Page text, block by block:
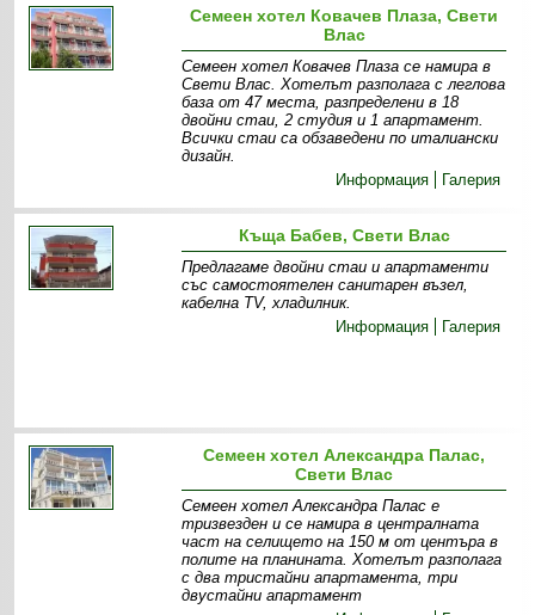
Семеен хотел Ковачев Плаза, Свети
Влас
Семеен хотел Ковачев Плаза се намира в
Свети Влас. Хотелът разполага с леглова
база от 47 места, разпределени в 18
двойни стаи, 2 студия и 1 апартамент.
Всички стаи са обзаведени по италиански
дизайн.
Информация
Галерия
Къща Бабев, Свети Влас
Предлагаме двойни стаи и апартаменти
със самостоятелен санитарен възел,
кабелна TV, хладилник.
Информация
Галерия
Семеен хотел Александра Палас,
Свети Влас
Семеен хотел Александра Палас е
тризвезден и се намира в централната
част на селището на 150 м от центъра в
полите на планината. Хотелът разполага
с два тристайни апартамента, три
двустайни апартамент